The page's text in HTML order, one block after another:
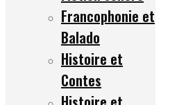
Francophonie et
Balado
Histoire et
Contes